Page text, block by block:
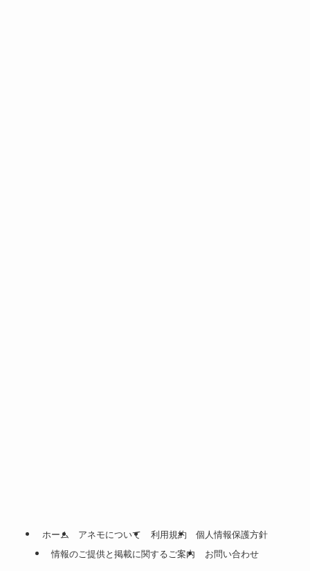
ホーム アネモについて 利用規約
個人情報保護方針
情報のご提供と掲載に関するご案内
お問い合わせ